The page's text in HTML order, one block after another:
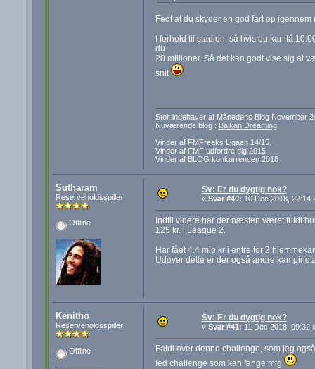
Fedt at du skyder en god fart op
I forhold til stadion, så hvis du kan få
du
20 millioner. Så det kan godt vise sig at
snit
Stolt indehaver af Månedens Blog November
Nuværende blog : Balkan Dreaming
Vinder af FMFreaks Ligaen 14/15.
Vinder af FMF udfordre dig 2015
Vinder af BLOG konkurrencen 2018
Sutharam
Reserveholdsspiller
Offline
Sv: Er du dygtig nok?
« Svar #40: 10 Dec 2018, 22:14
Indtil videre har der næsten været fuldt
125 kr. i League 2.
Har fået 4.4 mio kr i entre for 2
Udover dette er der også andre
Kenitho
Reserveholdsspiller
Offline
Sv: Er du dygtig nok?
« Svar #41: 11 Dec 2018, 09:32
Faldt over denne challenge, som jeg
fed challenge som kan fange mig